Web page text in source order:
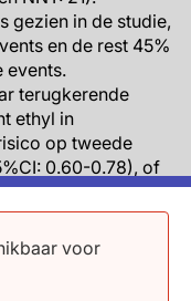
voor
gezien in de studie,
en de rest 45%
events.
terugkerende
ethyl in
op tweede
0.60-0.78), of
95%CI: 0.59-
(RR: 0.52,
gekeken naar
ethyl events